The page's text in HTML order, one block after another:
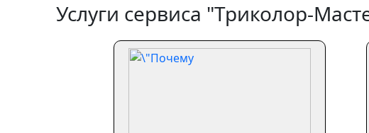
Услуги сервиса "Триколор-